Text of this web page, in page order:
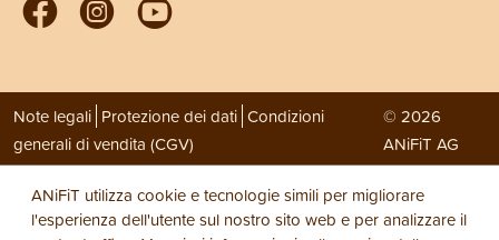
Note legali Protezione dei dati Condizioni
generali di vendita (CGV)
© 2026
ANiFiT AG
ANiFiT utilizza cookie e tecnologie simili per migliorare
l'esperienza dell'utente sul nostro sito web e per analizzare il